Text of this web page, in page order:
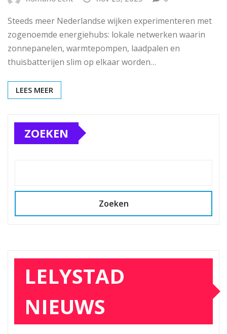
Steeds meer Nederlandse wijken experimenteren met
zogenoemde energiehubs: lokale netwerken waarin
zonnepanelen, warmtepompen, laadpalen en
thuisbatterijen slim op elkaar worden…
LEES MEER
ZOEKEN
Zoeken
LELYSTAD
NIEUWS